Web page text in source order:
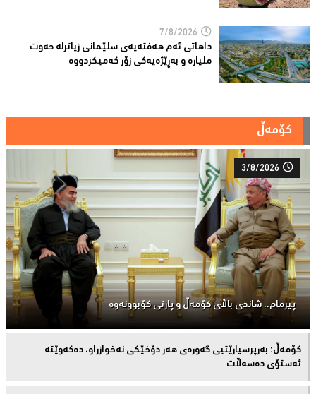
7/8/2026
داهاتی ئەم هه‌فته‌یەی سلێمانی زیاترلە حەوت
ملیارە و بەڕێژەیەکى زۆر کەمیکردووە
کۆمەڵ
3/8/2026
پیرمام.. شاندی باڵای كۆمه‌ڵ و پارتی كۆبوونه‌وه‌
كۆمەڵ: بەرپرسیارێتیی گەورەی هەر دۆخێکی نەخوازراو، دەكەوێتە
ئەستۆی دەسەڵات